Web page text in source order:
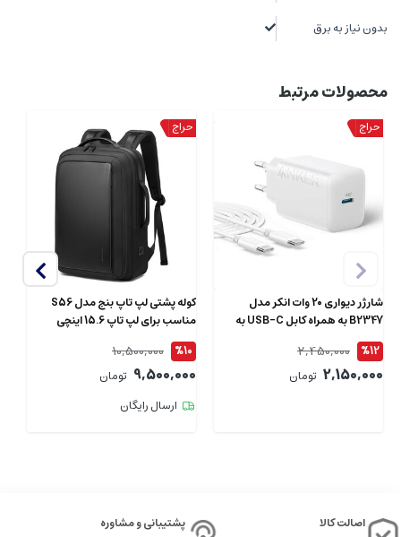
بدون نیاز به برق
محصولات مرتبط
شارژر دیواری 20 وات انکر مدل
B2347 به همراه کابل USB-C به
طول 1.5 متر
%12
2,450,000
2,150,000 تومان
کوله پشتی لپ تاپ بنج مدل S56
مناسب برای لپ تاپ 15.6 اینچی
%10
10,500,000
9,500,000 تومان
ارسال رایگان
اصالت کالا
پشتیبانی و مشاوره